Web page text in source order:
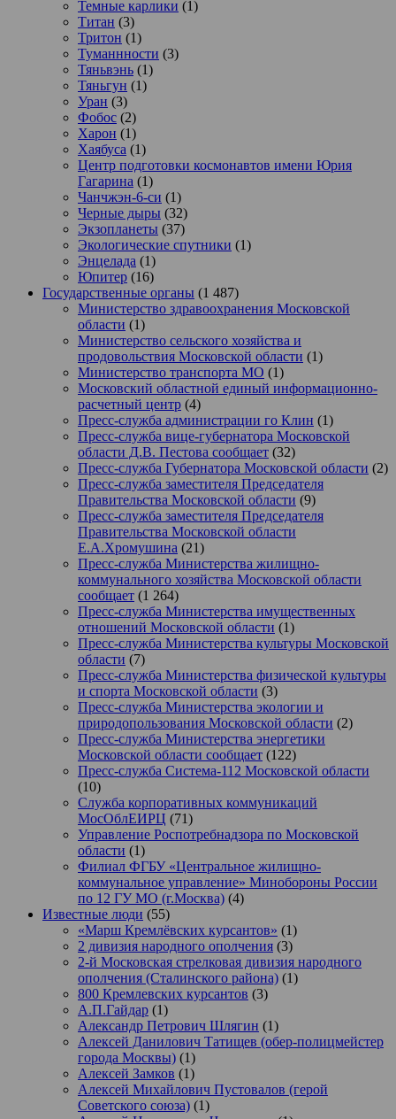
Темные карлики (1)
Титан (3)
Тритон (1)
Туманнности (3)
Тяньвэнь (1)
Тяньгун (1)
Уран (3)
Фобос (2)
Харон (1)
Хаябуса (1)
Центр подготовки космонавтов имени Юрия
Гагарина (1)
Чанчжэн-6-си (1)
Черные дыры (32)
Экзопланеты (37)
Экологические спутники (1)
Энцелада (1)
Юпитер (16)
Государственные органы (1 487)
Министерство здравоохранения Московской
области (1)
Министерство сельского хозяйства и
продовольствия Московской области (1)
Министерство транспорта МО (1)
Московский областной единый информационно-
расчетный центр (4)
Пресс-служба администрации го Клин (1)
Пресс-служба вице-губернатора Московской
области Д.В. Пестова сообщает (32)
Пресс-служба Губернатора Московской области (2)
Пресс-служба заместителя Председателя
Правительства Московской области (9)
Пресс-служба заместителя Председателя
Правительства Московской области
Е.А.Хромушина (21)
Пресс-служба Министерства жилищно-
коммунального хозяйства Московской области
сообщает (1 264)
Пресс-служба Министерства имущественных
отношений Московской области (1)
Пресс-служба Министерства культуры Московской
области (7)
Пресс-служба Министерства физической культуры
и спорта Московской области (3)
Пресс-служба Министерства экологии и
природопользования Московской области (2)
Пресс-служба Министерства энергетики
Московской области сообщает (122)
Пресс-служба Система-112 Московской области
(10)
Служба корпоративных коммуникаций
МосОблЕИРЦ (71)
Управление Роспотребнадзора по Московской
области (1)
Филиал ФГБУ «Центральное жилищно-
коммунальное управление» Минобороны России
по 12 ГУ МО (г.Москва) (4)
Известные люди (55)
«Марш Кремлёвских курсантов» (1)
2 дивизия народного ополчения (3)
2-й Московская стрелковая дивизия народного
ополчения (Сталинского района) (1)
800 Кремлевских курсантов (3)
А.П.Гайдар (1)
Александр Петрович Шлягин (1)
Алексей Данилович Татищев (обер-полицмейстер
города Москвы) (1)
Алексей Замков (1)
Алексей Михайлович Пустовалов (герой
Советского союза) (1)